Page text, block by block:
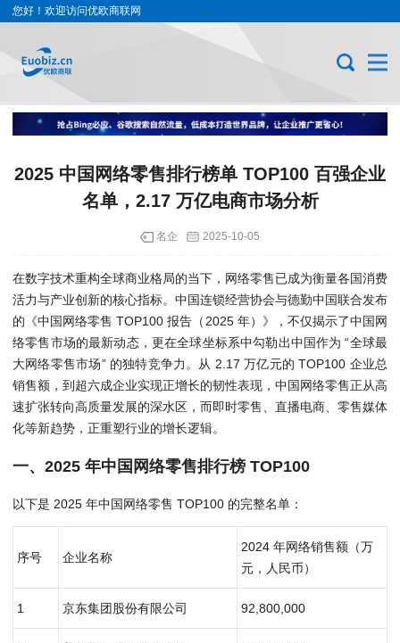
您好！欢迎访问优欧商联网
2025 中国网络零售排行榜单 TOP100 百强企业
名单，2.17 万亿电商市场分析
名企 2025-10-05
在数字技术重构全球商业格局的当下，网络零售已成为衡量各国消费
活力与产业创新的核心指标。中国连锁经营协会与德勤中国联合发布
的《中国网络零售 TOP100 报告（2025 年）》，不仅揭示了中国网
络零售市场的最新动态，更在全球坐标系中勾勒出中国作为 “全球最
大网络零售市场” 的独特竞争力。从 2.17 万亿元的 TOP100 企业总
销售额，到超六成企业实现正增长的韧性表现，中国网络零售正从高
速扩张转向高质量发展的深水区，而即时零售、直播电商、零售媒体
化等新趋势，正重塑行业的增长逻辑。
一、2025 年中国网络零售排行榜 TOP100
以下是 2025 年中国网络零售 TOP100 的完整名单：
序号 企业名称
2024 年网络销售额（万
元，人民币）
1 京东集团股份有限公司 92,800,000